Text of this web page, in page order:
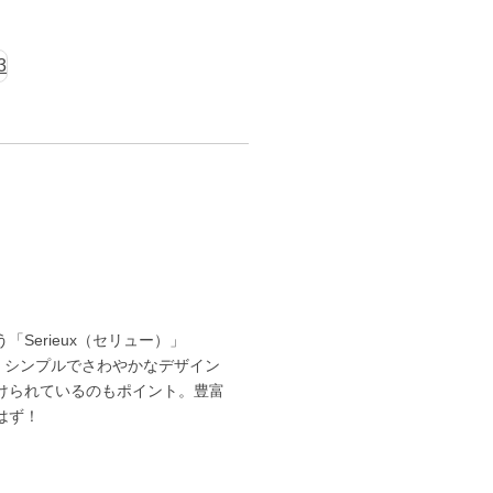
Serieux（セリュー）」
ンプルでさわやかなデザイン
られているのもポイント。豊富
！